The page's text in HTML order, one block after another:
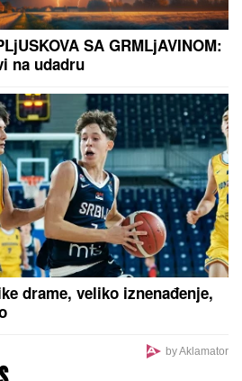
SA GRMLjAVINOM:
na udadru
drame, veliko iznenađenje,
by Aklamator